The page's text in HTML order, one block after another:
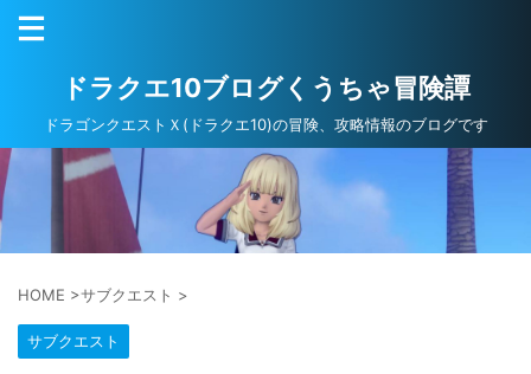
ドラクエ10ブログくうちゃ冒険譚
ドラゴンクエストＸ(ドラクエ10)の冒険、攻略情報のブログです
HOME >サブクエスト >
サブクエスト